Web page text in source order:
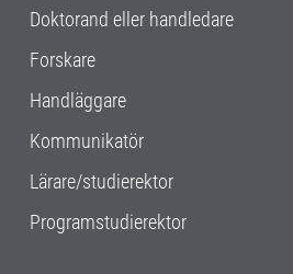
Doktorand eller handledare
Forskare
Handläggare
Kommunikatör
Lärare/studierektor
Programstudierektor